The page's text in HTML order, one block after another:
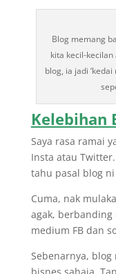
Blog memang
kita kecil-
blog, ia jadi
Kelebihan
Saya rasa ramai
Insta atau
tahu pasal blog
Cuma, nak
agak, berbanding
medium FB dan
Sebenarnya,